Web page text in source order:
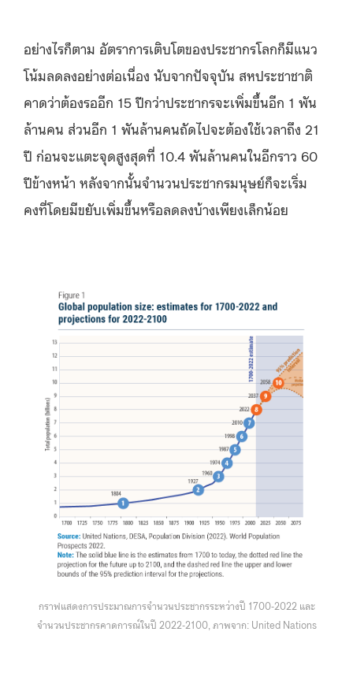
อย่างไรก็ตาม อัตราการเติบโตของประชากรโลกก็มีแนว
โน้มลดลงอย่างต่อเนื่อง นับจากปัจจุบัน สหประชาชาติ
คาดว่าต้องรออีก 15 ปีกว่าประชากรจะเพิ่มขึ้นอีก 1 พัน
ล้านคน ส่วนอีก 1 พันล้านคนถัดไปจะต้องใช้เวลาถึง 21
ปี ก่อนจะแตะจุดสูงสุดที่ 10.4 พันล้านคนในอีกราว 60
ปีข้างหน้า หลังจากนั้นจำนวนประชากรมนุษย์ก็จะเริ่ม
คงที่โดยมีขยับเพิ่มขึ้นหรือลดลงบ้างเพียงเล็กน้อย
กราฟแสดงการประมาณการจำนวนประชากรระหว่างปี 1700-2022 และ
จำนวนประชากรคาดการณ์ในปี 2022-2100, ภาพจาก: United Nations